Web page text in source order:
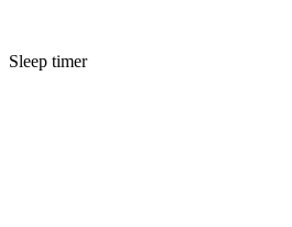
Sleep timer